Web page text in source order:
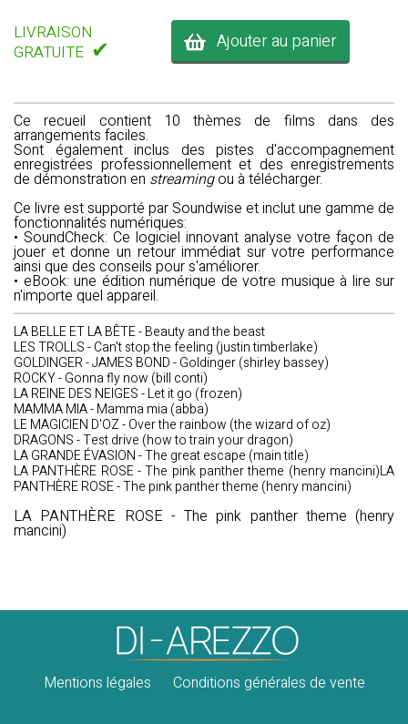
LIVRAISON
GRATUITE ✔ Ajouter au panier
Ce recueil contient 10 thèmes de films dans des
arrangements faciles.
Sont également inclus des pistes d'accompagnement
enregistrées professionnellement et des enregistrements
de démonstration en streamingou à télécharger.
Ce livre est supporté par Soundwise et inclut une gamme de
fonctionnalités numériques:
• SoundCheck: Ce logiciel innovant analyse votre façon de
jouer et donne un retour immédiat sur votre performance
ainsi que des conseils pour s'améliorer.
• eBook: une édition numérique de votre musique à lire sur
n'importe quel appareil.
LA BELLE ET LA BÊTE - Beauty and the beast
LES TROLLS - Can't stop the feeling (justin timberlake)
GOLDINGER - JAMES BOND - Goldinger (shirley bassey)
ROCKY - Gonna fly now (bill conti)
LA REINE DES NEIGES - Let it go (frozen)
MAMMA MIA - Mamma mia (abba)
LE MAGICIEN D'OZ - Over the rainbow (the wizard of oz)
DRAGONS - Test drive (how to train your dragon)
LA GRANDE ÉVASION - The great escape (main title)
LA PANTHÈRE ROSE - The pink panther theme (henry mancini)LA
PANTHÈRE ROSE - The pink panther theme (henry mancini)
LA PANTHÈRE ROSE - The pink panther theme (henry
mancini)
Mentions légales Conditions générales de vente